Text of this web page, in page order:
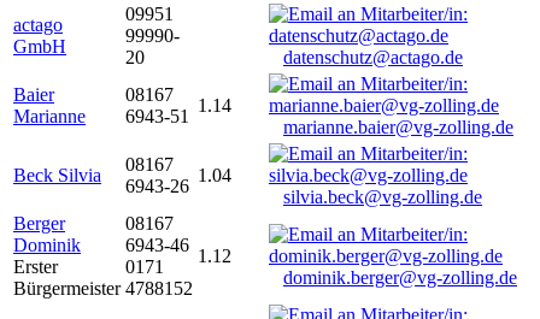
actago
GmbH
09951
99990-
20
datenschutz@actago.de
Baier
Marianne
08167
6943-51
1.14
marianne.baier@vg-zolling.de
Beck Silvia
08167
6943-26
1.04
silvia.beck@vg-zolling.de
Berger
Dominik
Erster
Bürgermeister
08167
6943-46
0171
4788152
1.12
dominik.berger@vg-zolling.de